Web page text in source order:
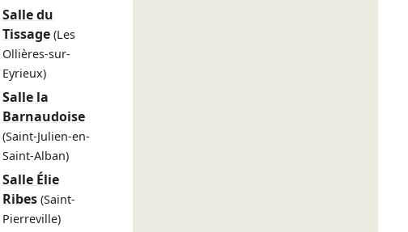
Salle du
Tissage (Les
Ollières-sur-
Eyrieux)
Salle la
Barnaudoise
(Saint-Julien-en-
Saint-Alban)
Salle Élie
Ribes (Saint-
Pierreville)